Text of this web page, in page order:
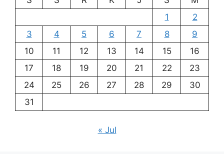
1
2
3
4 5 6 7 8
9
10
11 12 13 14 15
16
17
18 19 20 21 22
23
24
25 26 27 28 29
30
31
« Jul